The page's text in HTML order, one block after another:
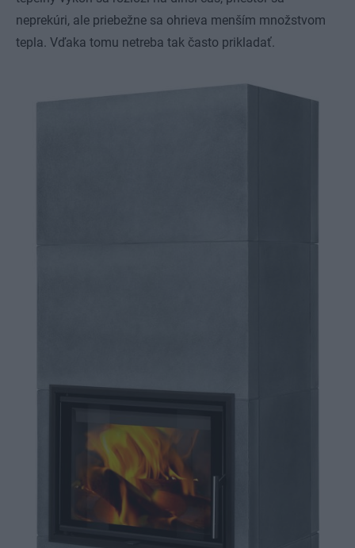
neprekúri, ale priebežne sa ohrieva menším množstvom
tepla. Vďaka tomu netreba tak často prikladať.